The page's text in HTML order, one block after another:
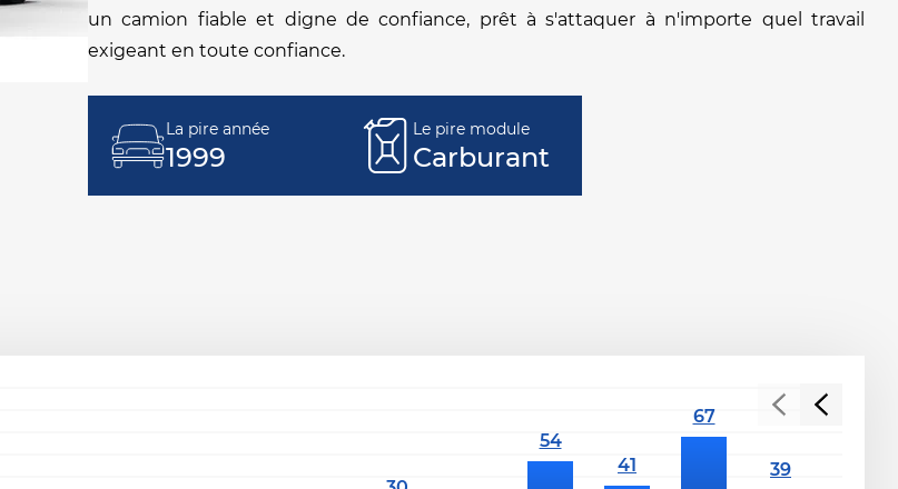
un camion fiable et digne de confiance, prêt à s'attaquer à n'importe quel travail
exigeant en toute confiance.
La pire année
1999
Le pire module
Carburant